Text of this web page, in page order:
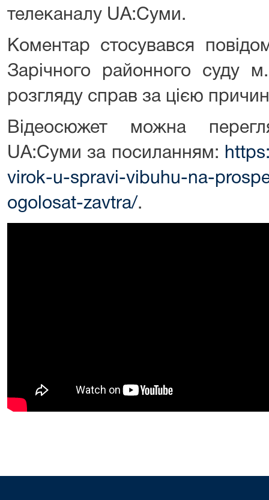
телеканалу UA:Суми.
Коментар стосувався
Зарічного районного суду
розгляду справ за цією
Відеосюжет можна
UA:Суми за посиланням:
virok-u-spravi-vibuhu-na-
ogolosat-zavtra/.